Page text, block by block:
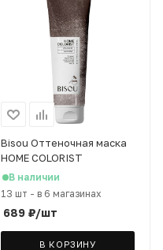
Bisou Оттеночная маска
HOME COLORIST
“Шоколад”, 150 мл
В наличии
13 шт - в 6 магазинах
689 ₽/шт
В КОРЗИНУ